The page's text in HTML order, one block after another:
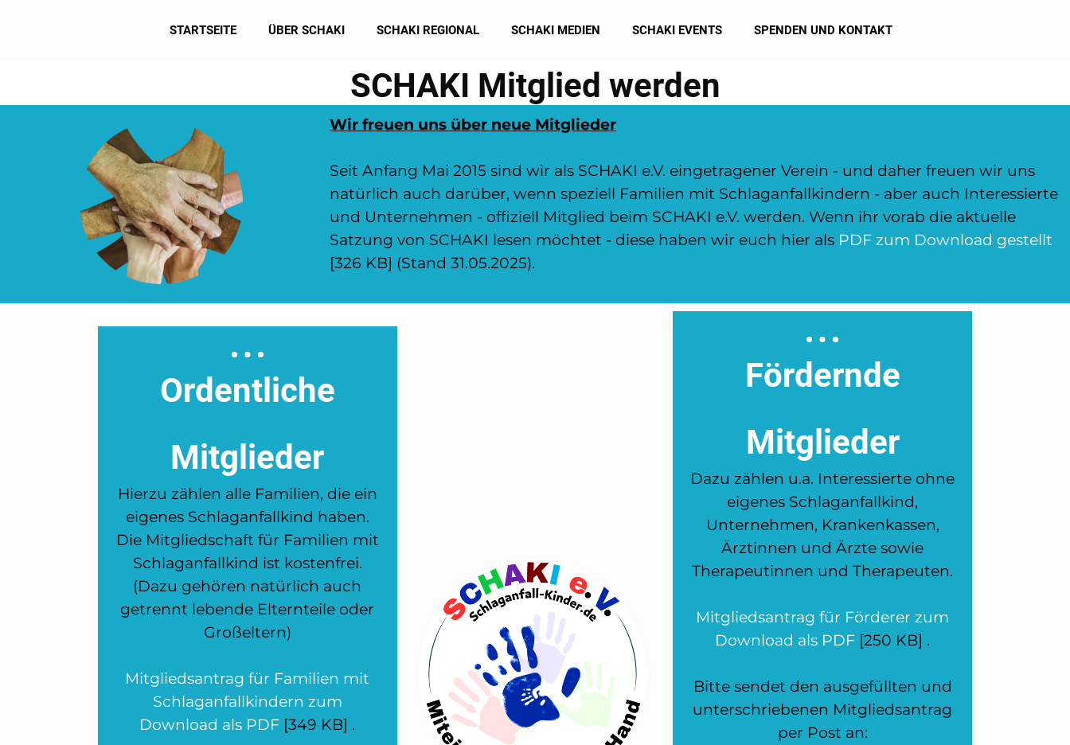
STARTSEITE ÜBER SCHAKI SCHAKI REGIONAL SCHAKI MEDIEN SCHAKI EVENTS SPENDEN UND KONTAKT
SCHAKI Mitglied werden
Wir freuen uns über neue Mitglieder
Seit Anfang Mai 2015 sind wir als SCHAKI e.V. eingetragener Verein - und daher freuen wir uns
natürlich auch darüber, wenn speziell Familien mit Schlaganfallkindern - aber auch Interessierte
und Unternehmen - offiziell Mitglied beim SCHAKI e.V. werden. Wenn ihr vorab die aktuelle
Satzung von SCHAKI lesen möchtet - diese haben wir euch hier als PDF zum Download gestellt
[326 KB] (Stand 31.05.2025).
Ordentliche
Mitglieder
Hierzu zählen alle Familien, die ein
eigenes Schlaganfallkind haben.
Die Mitgliedschaft für Familien mit
Schlaganfallkind ist kostenfrei.
(Dazu gehören natürlich auch
getrennt lebende Elternteile oder
Großeltern)
Mitgliedsantrag für Familien mit
Schlaganfallkindern zum
Download als PDF [349 KB] .
Fördernde
Mitglieder
Dazu zählen u.a. Interessierte ohne
eigenes Schlaganfallkind,
Unternehmen, Krankenkassen,
Ärztinnen und Ärzte sowie
Therapeutinnen und Therapeuten.
Mitgliedsantrag für Förderer zum
Download als PDF [250 KB] .
Bitte sendet den ausgefüllten und
unterschriebenen Mitgliedsantrag
per Post an: